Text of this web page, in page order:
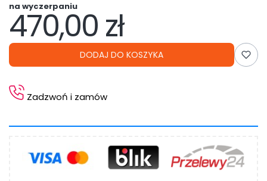
na wyczerpaniu
Cena
470,00 zł
DODAJ DO KOSZYKA
Zadzwoń i zamów